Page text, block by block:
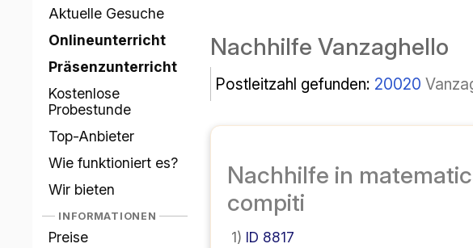
Aktuelle Gesuche
Onlineunterricht
Präsenzunterricht
Kostenlose
Probestunde
Top-Anbieter
Wie funktioniert es?
Wir bieten
INFORMATIONEN
Preise
Nachhilfe Vanzaghello
Postleitzahl gefunden: 20020
Nachhilfe in
compiti
1) ID 8817